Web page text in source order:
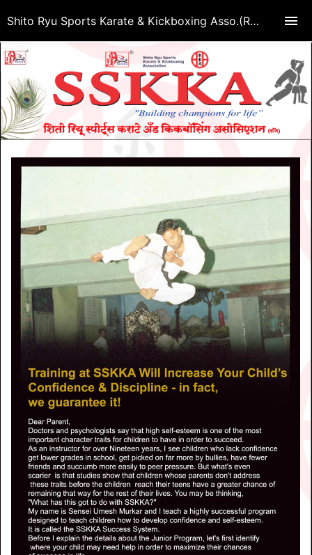
Shito Ryu Sports Karate & Kickboxing Asso.(Regd.)